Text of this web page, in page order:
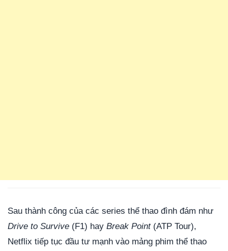
Sau thành công của các series thể thao đình đám như
Drive to Survive (F1) hay Break Point(ATP Tour),
Netflix tiếp tục đầu tư mạnh vào mảng phim thể thao